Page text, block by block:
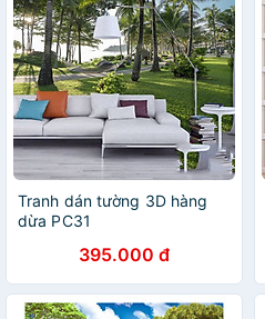
Tranh dán tường 3D hàng
dừa PC31
395.000 đ